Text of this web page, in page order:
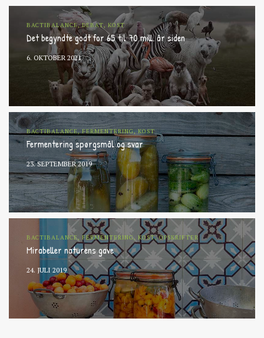
BACTIBALANCE, DEBAT, KOST
Det begyndte godt for 65 til 70 mill. år siden
6. OKTOBER 2021
BACTIBALANCE, FERMENTERING, KOST
Fermentering spørgsmål og svar
23. SEPTEMBER 2019
BACTIBALANCE, FERMENTERING, KOST, OPSKRIFTER
Mirabeller naturens gave
24. JULI 2019